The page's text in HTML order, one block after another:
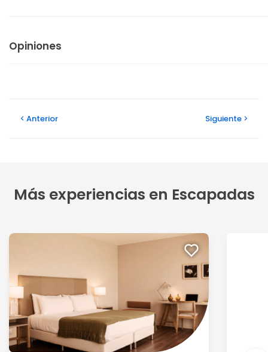
Opiniones
Anterior Siguiente
Más experiencias en Escapadas